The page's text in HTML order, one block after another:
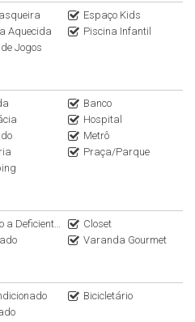
é especialista em imóveis de Alto
Zona Oeste e Sul de São Paulo.
(11)95116.2558. Encontre outras
@Italianaconsultoria.
Espaço Kids
Aquecida
Piscina Infantil
Jogos
Banco
Hospital
Metrô
Praça/Parque
a Deficientes
Closet
Varanda Gourmet
Bicicletário